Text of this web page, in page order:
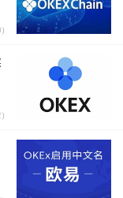
)
)